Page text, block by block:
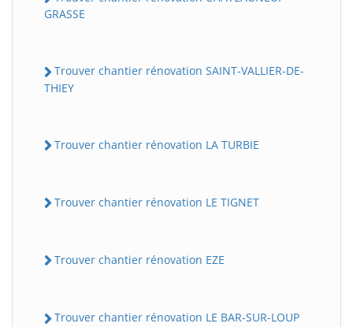
GRASSE
Trouver chantier rénovation SAINT-VALLIER-DE-
THIEY
Trouver chantier rénovation LA TURBIE
Trouver chantier rénovation LE TIGNET
Trouver chantier rénovation EZE
Trouver chantier rénovation LE BAR-SUR-LOUP